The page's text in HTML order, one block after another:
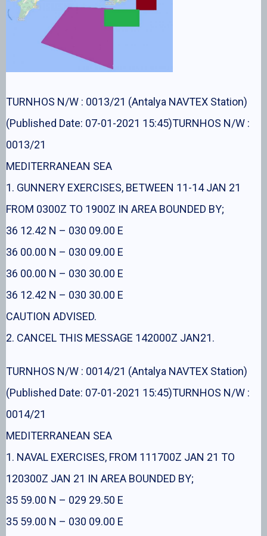
TURNHOS N/W : 0013/21 (Antalya NAVTEX Station)
(Published Date: 07-01-2021 15:45)TURNHOS N/W :
0013/21
MEDITERRANEAN SEA
1. GUNNERY EXERCISES, BETWEEN 11-14 JAN 21
FROM 0300Z TO 1900Z IN AREA BOUNDED BY;
36 12.42 N – 030 09.00 E
36 00.00 N – 030 09.00 E
36 00.00 N – 030 30.00 E
36 12.42 N – 030 30.00 E
CAUTION ADVISED.
2. CANCEL THIS MESSAGE 142000Z JAN21.
TURNHOS N/W : 0014/21 (Antalya NAVTEX Station)
(Published Date: 07-01-2021 15:45)TURNHOS N/W :
0014/21
MEDITERRANEAN SEA
1. NAVAL EXERCISES, FROM 111700Z JAN 21 TO
120300Z JAN 21 IN AREA BOUNDED BY;
35 59.00 N – 029 29.50 E
35 59.00 N – 030 09.00 E